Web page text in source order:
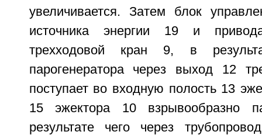
увеличивается. Затем блок
источника энергии 19 и
трехходовой кран 9, в
парогенератора через выход 12
поступает во входную полость 13
15 эжектора 10 взрывообразно
результате чего через